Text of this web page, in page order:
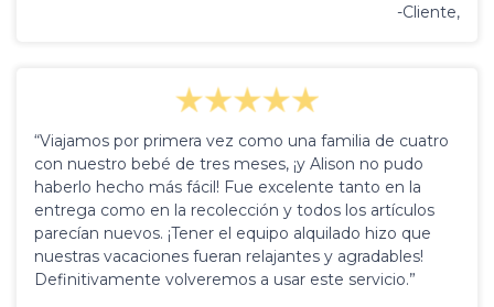
-Cliente,
“Viajamos por primera vez como una familia de cuatro
con nuestro bebé de tres meses, ¡y Alison no pudo
haberlo hecho más fácil! Fue excelente tanto en la
entrega como en la recolección y todos los artículos
parecían nuevos. ¡Tener el equipo alquilado hizo que
nuestras vacaciones fueran relajantes y agradables!
Definitivamente volveremos a usar este servicio.”